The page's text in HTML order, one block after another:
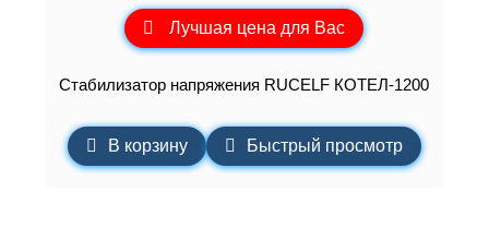
Лучшая цена для Вас
Стабилизатор напряжения RUCELF КОТЕЛ-1200
В корзину Быстрый просмотр